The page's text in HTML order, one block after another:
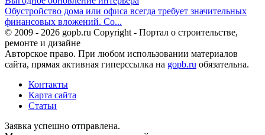
Обустройство дома или офиса всегда требует значительных
финансовых вложений. Со...
© 2009 - 2026 gopb.ru Copyright - Портал о строительстве,
ремонте и дизайне
Авторское право. При любом использовании материалов
сайта, прямая активная гиперссылка на gopb.ru обязательна.
Контакты
Карта сайта
Статьи
Заявка успешно отправлена.